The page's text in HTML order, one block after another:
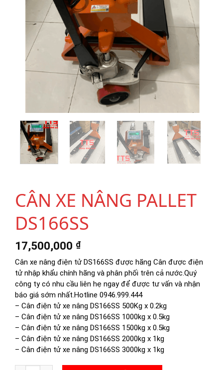
CÂN XE NÂNG PALLET
DS166SS
17,500,000 ₫
Cân xe nâng điện tử DS166SS được hãng Cân được điện
tử nhập khẩu chính hãng và phân phối trên cả nước.Quý
công ty có nhu cầu liên hẹ ngay để được tư vấn và nhận
báo giá sớm nhất.Hotline 0946.999.444
– Cân điện tử xe nâng DS166SS 500Kg x 0.2kg
– Cân điện tử xe nâng DS166SS 1000kg x 0.5kg
– Cân điện tử xe nâng DS166SS 1500kg x 0.5kg
– Cân điện tử xe nâng DS166SS 2000kg x 1kg
– Cân điện tử xe nâng DS166SS 3000kg x 1kg